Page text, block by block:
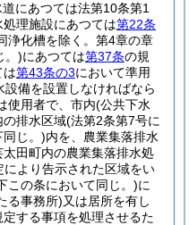
にあつては法第10条第1
理施設にあつては第22条
浄化槽を除く。第4章の章
。)にあつては第37条の規
は第43条の3において準用
備を設置しなければなら
使用者で、市内(公共下水
の排水区域(法第2条第7号に
同じ。)内を、農業集落排水
田町内の農業集落排水処
により告示された区域をい
この条において同じ。)に
る事務所)又は居所を有し
する事項を処理させるた